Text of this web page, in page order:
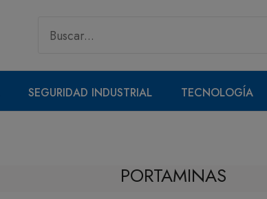
SEGURIDAD INDUSTRIAL TECNOLOGÍA
PORTAMINAS